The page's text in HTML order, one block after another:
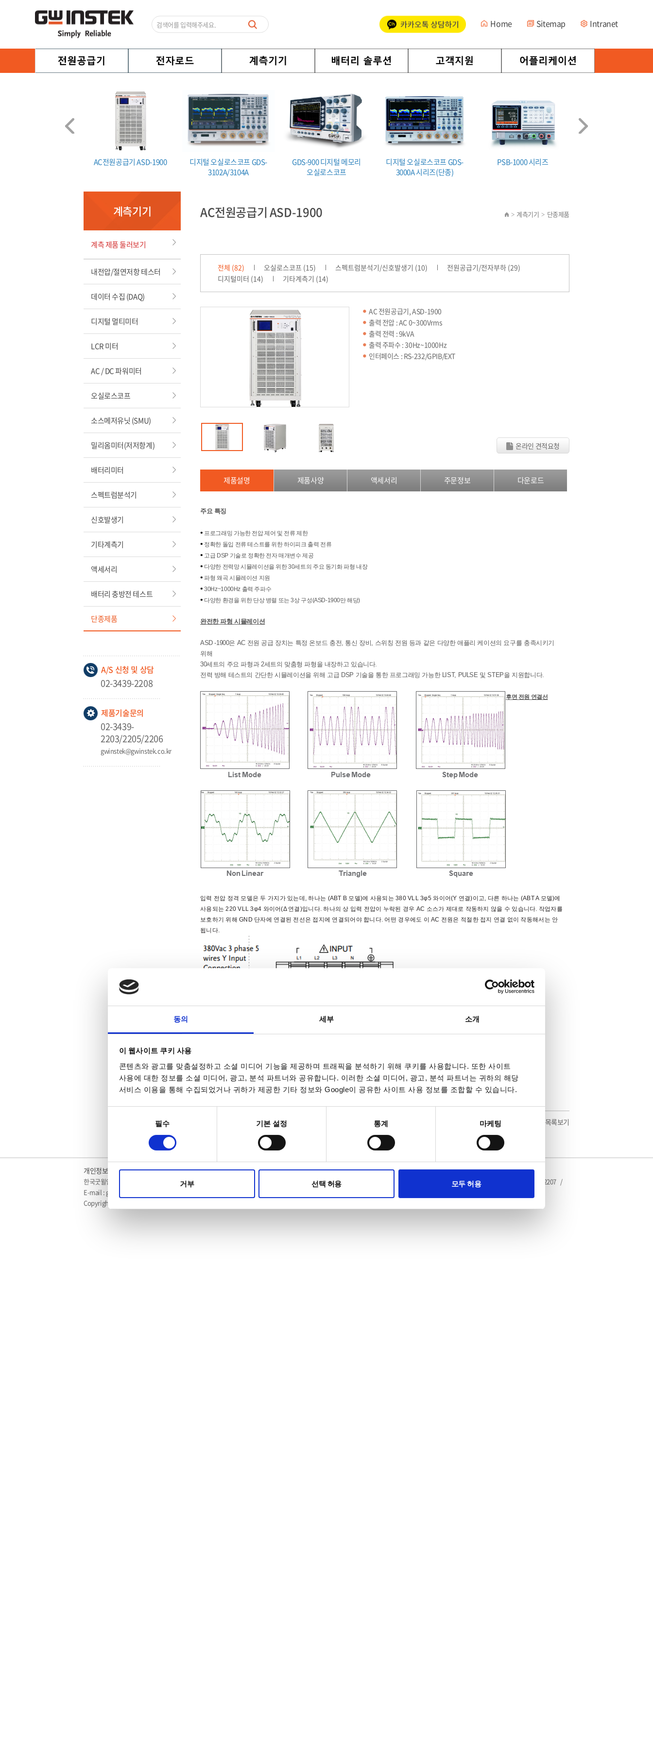
동의 세부 소개
이 웹사이트 쿠키 사용
콘텐츠와 광고를 맞춤설정하고 소셜 미디어 기능을 제공하며 트래픽을 분석하기 위해 쿠키를 사용합니다. 또한 사이트
사용에 대한 정보를 소셜 미디어, 광고, 분석 파트너와 공유합니다. 이러한 소셜 미디어, 광고, 분석 파트너는 귀하의 해당
서비스 이용을 통해 수집되었거나 귀하가 제공한 기타 정보와 Google이 공유한 사이트 사용 정보를 조합할 수 있습니다.
필수 기본 설정 통계 마케팅
거부 선택 허용 모두 허용
Home Sitemap Intranet
AC전원공급기 ASD-1900
디지털 오실로스코프 GDS-
3102A/3104A
GDS-900 디지털 메모리
오실로스코프
디지털 오실로스코프 GDS-
3000A 시리즈(단종)
PSB-1000 시리즈
계측기기
계측 제품 둘러보기
내전압/절연저항 테스터
데이터 수집 (DAQ)
디지털 멀티미터
LCR 미터
AC / DC 파워미터
오실로스코프
소스메저유닛 (SMU)
밀리옴미터(저저항계)
배터리미터
스펙트럼분석기
신호발생기
기타계측기
액세서리
배터리 충방전 테스트
단종제품
A/S 신청 및 상담
02-3439-2208
제품기술문의
02-3439-
2203/2205/2206
gwinstek@gwinstek.co.kr
> 계측기기 > 단종제품
AC전원공급기 ASD-1900
전체 (82) 오실로스코프 (15) 스펙트럼분석기/신호발생기 (10)
전원공급기/전자부하 (29)
디지털미터 (14)
기타계측기 (14)
AC 전원공급기, ASD-1900
출력 전압 : AC 0~300Vrms
출력 전력 : 9kVA
출력 주파수 : 30Hz~1000Hz
인터페이스 : RS-232/GPIB/EXT
온라인 견적요청
제품설명 제품사양 액세서리 주문정보 다운로드
주요 특징
• 프로그래밍 가능한 전압 제어 및 전류 제한
• 정확한 돌입 전류 테스트를 위한 하이피크 출력 전류
• 고급 DSP 기술로 정확한 전자 매개변수 제공
• 다양한 전력망 시뮬레이션을 위한 30세트의 주요 동기화 파형 내장
• ​파형 왜곡 시뮬레이션 지원
• ​30Hz~1000Hz 출력 주파수
• 다양한 환경을 위한 단상 병렬 또는 3상 구성(ASD-1900만 해당)
완전한 파형 시뮬레이션
ASD -1900은 AC 전원 공급 장치는 특정 온보드 충전, 통신 장비, 스위칭 전원 등과 같은 다양한 애플리 케이션의 요구를 충족시키기
위해
30세트의 주요 파형과 2세트의 맞춤형 파형을 내장하고 있습니다.
전력 방해 테스트의 간단한 시뮬레이션을 위해 고급 DSP 기술을 통한 프로그래밍 가능한 LIST, PULSE 및 STEP을 지원합니다.
후면 전원 연결선
입력 전압 정격 모델은 두 가지가 있는데 ,하나는 (ABT B 모델)에 사용되는380 VLL 3φ5와이어(Y 연결)이고, 다른 하나는 (ABT A 모델)에
사용되는220 VLL 3φ4 와이어(Δ 연결 )입니다.하나의 상 입력 전압이 누락된 경우 AC 소스가 제대로 작동하지 않을 수 있습니다. 작업자를
보호하기 위해GND 단자에 연결된 전선은 접지에 연결되어야 합니다. 어떤 경우에도 이AC 전원은 적절한 접지 연결 없이 작동해서는 안
됩니다.
목록보기
개인정보취급방침 이메일수집거부 Cookie Notice
한국굿윌인스트루먼트(주) 서울시 영등포구 경인로 775 에이스하이테크시티 1동 503호 대표번호 TEL : 02-3439-2205 A/S문의 : 2208 , 제품기술문의 : 2203 , 2206 FAX : 02-3439-2207 /
E-mail : gwinstek@gwinstek.co.kr
Copyright by 2017 Good Will Instrument Co., Ltd. All Rights Reserved.